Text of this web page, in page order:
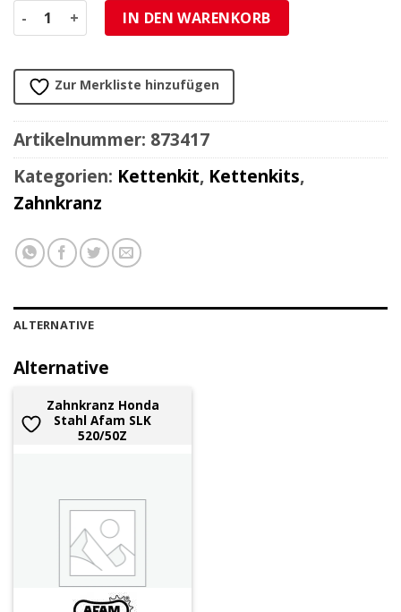
Zahnkranz PBR Honda Motocross / Enduro 520/50Z Alu
IN DEN WARENKORB
Zur Merkliste hinzufügen
Artikelnummer: 873417
Kategorien: Kettenkit, Kettenkits,
Zahnkranz
ALTERNATIVE
Alternative
Zahnkranz Honda
Stahl Afam SLK
520/50Z